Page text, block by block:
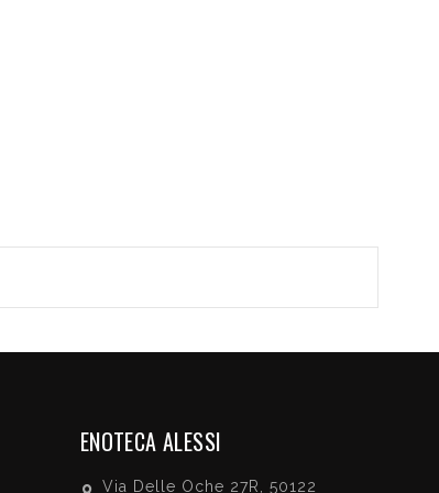
ENOTECA ALESSI
Via Delle Oche 27R, 50122